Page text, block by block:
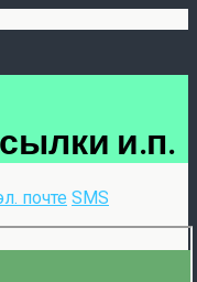
и.п.
почте SMS